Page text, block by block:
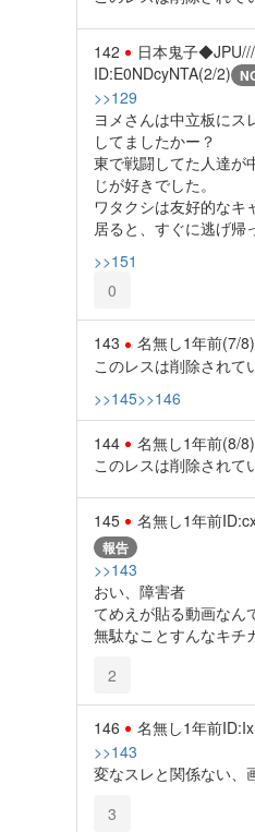
142 日本鬼子
ID:E0NDcyNTA(2/2)
>>129
ヨメさんは中立板にス
してましたかー？
東で戦闘してた人達が
じが好きでした。
ワタクシは友好的なキ
居ると、すぐに逃げ帰
>>151
0
143 名無し1年前(7/8)
このレスは削除されて
>>145>>146
144 名無し1年前(8/8)
このレスは削除されて
145 名無し1年前
報告
>>143
おい、障害者
てめえが貼る動画なん
無駄なことすんなキチ
2
146 名無し1年前
>>143
変なスレと関係ない、
3